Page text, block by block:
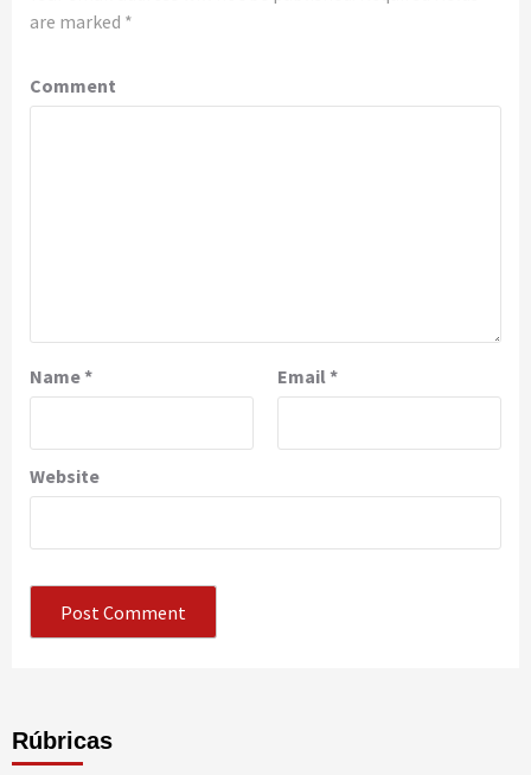
are marked *
Comment
Name* Email*
Website
Rúbricas